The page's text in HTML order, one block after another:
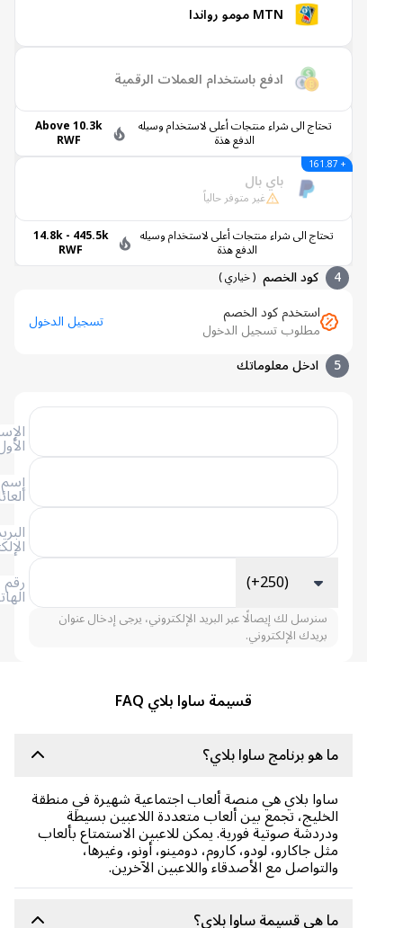
MTN مومو رواندا
ادفع باستخدام العملات الرقمية
تحتاج الى شراء منتجات أعلى لاستخدام وسيله
الدفع هذة
Above 10.3k
RWF
باي بال
غير متوفر حالياً
تحتاج الى شراء منتجات أعلى لاستخدام وسيله
الدفع هذة
14.8k - 445.5k
RWF
كود الخصم (خياري )
استخدم كود الخصم
مطلوب تسجيل الدخول
تسجيل الدخول
ادخل معلوماتك
العائلة
الإلكتروني
الهاتف (+250)
سنرسل لك إيصالًا عبر البريد الإلكتروني، يرجى إدخال عنوان
بريدك الإلكتروني.
قسيمة ساوا بلاي FAQ
ما هو برنامج ساوا بلاي؟
ساوا بلاي هي منصة ألعاب اجتماعية شهيرة في منطقة
الخليج، تجمع بين ألعاب متعددة اللاعبين بسيطة
ودردشة صوتية فورية. يمكن للاعبين الاستمتاع بألعاب
مثل جاكارو، لودو، كاروم، دومينو، أونو، وغيرها،
والتواصل مع الأصدقاء واللاعبين الآخرين.
ما هي قسيمة ساوا بلاي؟